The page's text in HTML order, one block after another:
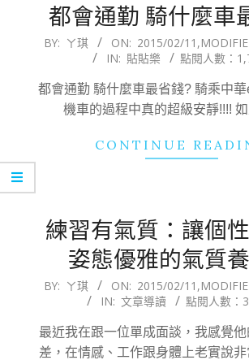
都會通勤 騎什麼車
2015-
11
BY: ㄚ琪 ON: 2015/02/11
IN: 貼貼樂 點閱人數：
都會通勤 騎什麼車最省錢? 騎乘中
機車的過程中真的超級安靜!!!!
CONTINUE
練習有氣質：讓個
姿態優雅的氣質
2015-
11
BY: ㄚ琪 ON: 2015/02/11
IN: 文章導讀 點閱人數：
最近我在跟一位單成面談，我感覺
差，在情感、工作跟身體上老實說非